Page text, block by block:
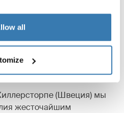
all
(Швеция) мы
жесточайшим